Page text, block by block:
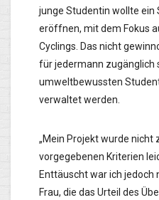
junge Studentin wollte ein
eröffnen, mit dem Fokus
Cyclings. Das nicht
für jedermann zugänglich
umweltbewussten
verwaltet werden.
„Mein Projekt wurde nicht
vorgegebenen Kriterien
Enttäuscht war ich jedoch
Frau, die das Urteil des